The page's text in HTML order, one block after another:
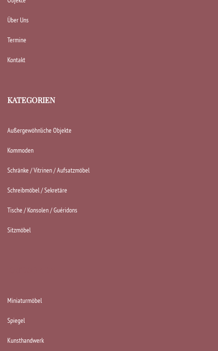
Über Uns
Termine
Kontakt
KATEGORIEN
Außergewöhnliche Objekte
Kommoden
Schränke / Vitrinen / Aufsatzmöbel
Schreibmöbel / Sekretäre
Tische / Konsolen / Guéridons
Sitzmöbel
Miniaturmöbel
Spiegel
Kunsthandwerk